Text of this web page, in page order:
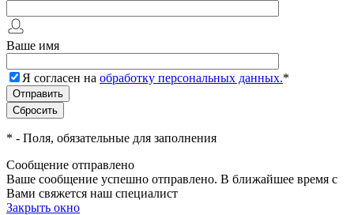
Ваше имя
Я согласен на обработку персональных данных.*
* - Поля, обязательные для заполнения
Сообщение отправлено
Ваше сообщение успешно отправлено. В ближайшее время с
Вами свяжется наш специалист
Закрыть окно